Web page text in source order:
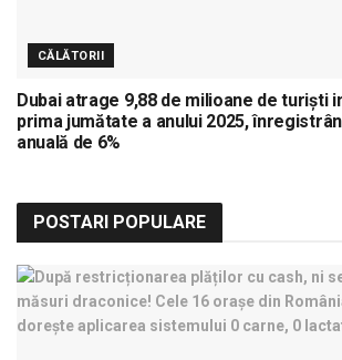
CĂLĂTORII
Dubai atrage 9,88 de milioane de turiști
prima jumătate a anului 2025,
anuală de 6%
POSTARI POPULARE